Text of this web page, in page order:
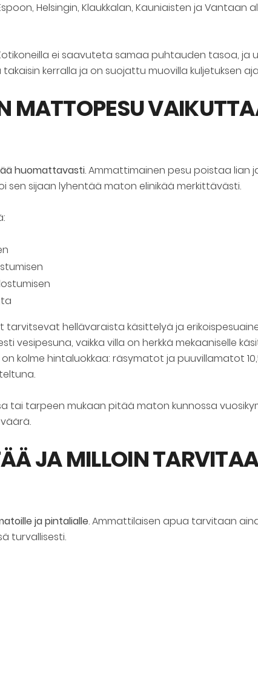
Helsingin, Klaukkalan, Kauniaisten ja Vantaan
ei saavuteta samaa puhtauden tasoa,
kerralla ja on suojattu muovilla kuljetuksen
MATTOPESU
huomattavasti. Ammattimainen pesu poistaa lian
sen sijaan lyhentää maton elinikää merkittävästi.
hellävaraista käsittelyä ja
vaikka villa on herkkä mekaaniselle
kolme hintaluokkaa: räsymatot ja puuvillamatot
tai tarpeen mukaan pitää maton kunnossa
JA MILLOIN
ja pintalialle. Ammattilaisen apua tarvitaan
turvallisesti.